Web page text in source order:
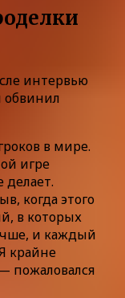
интервью
обвинил
в мире.
игре
делает.
когда этого
в которых
и каждый
крайне
пожаловался